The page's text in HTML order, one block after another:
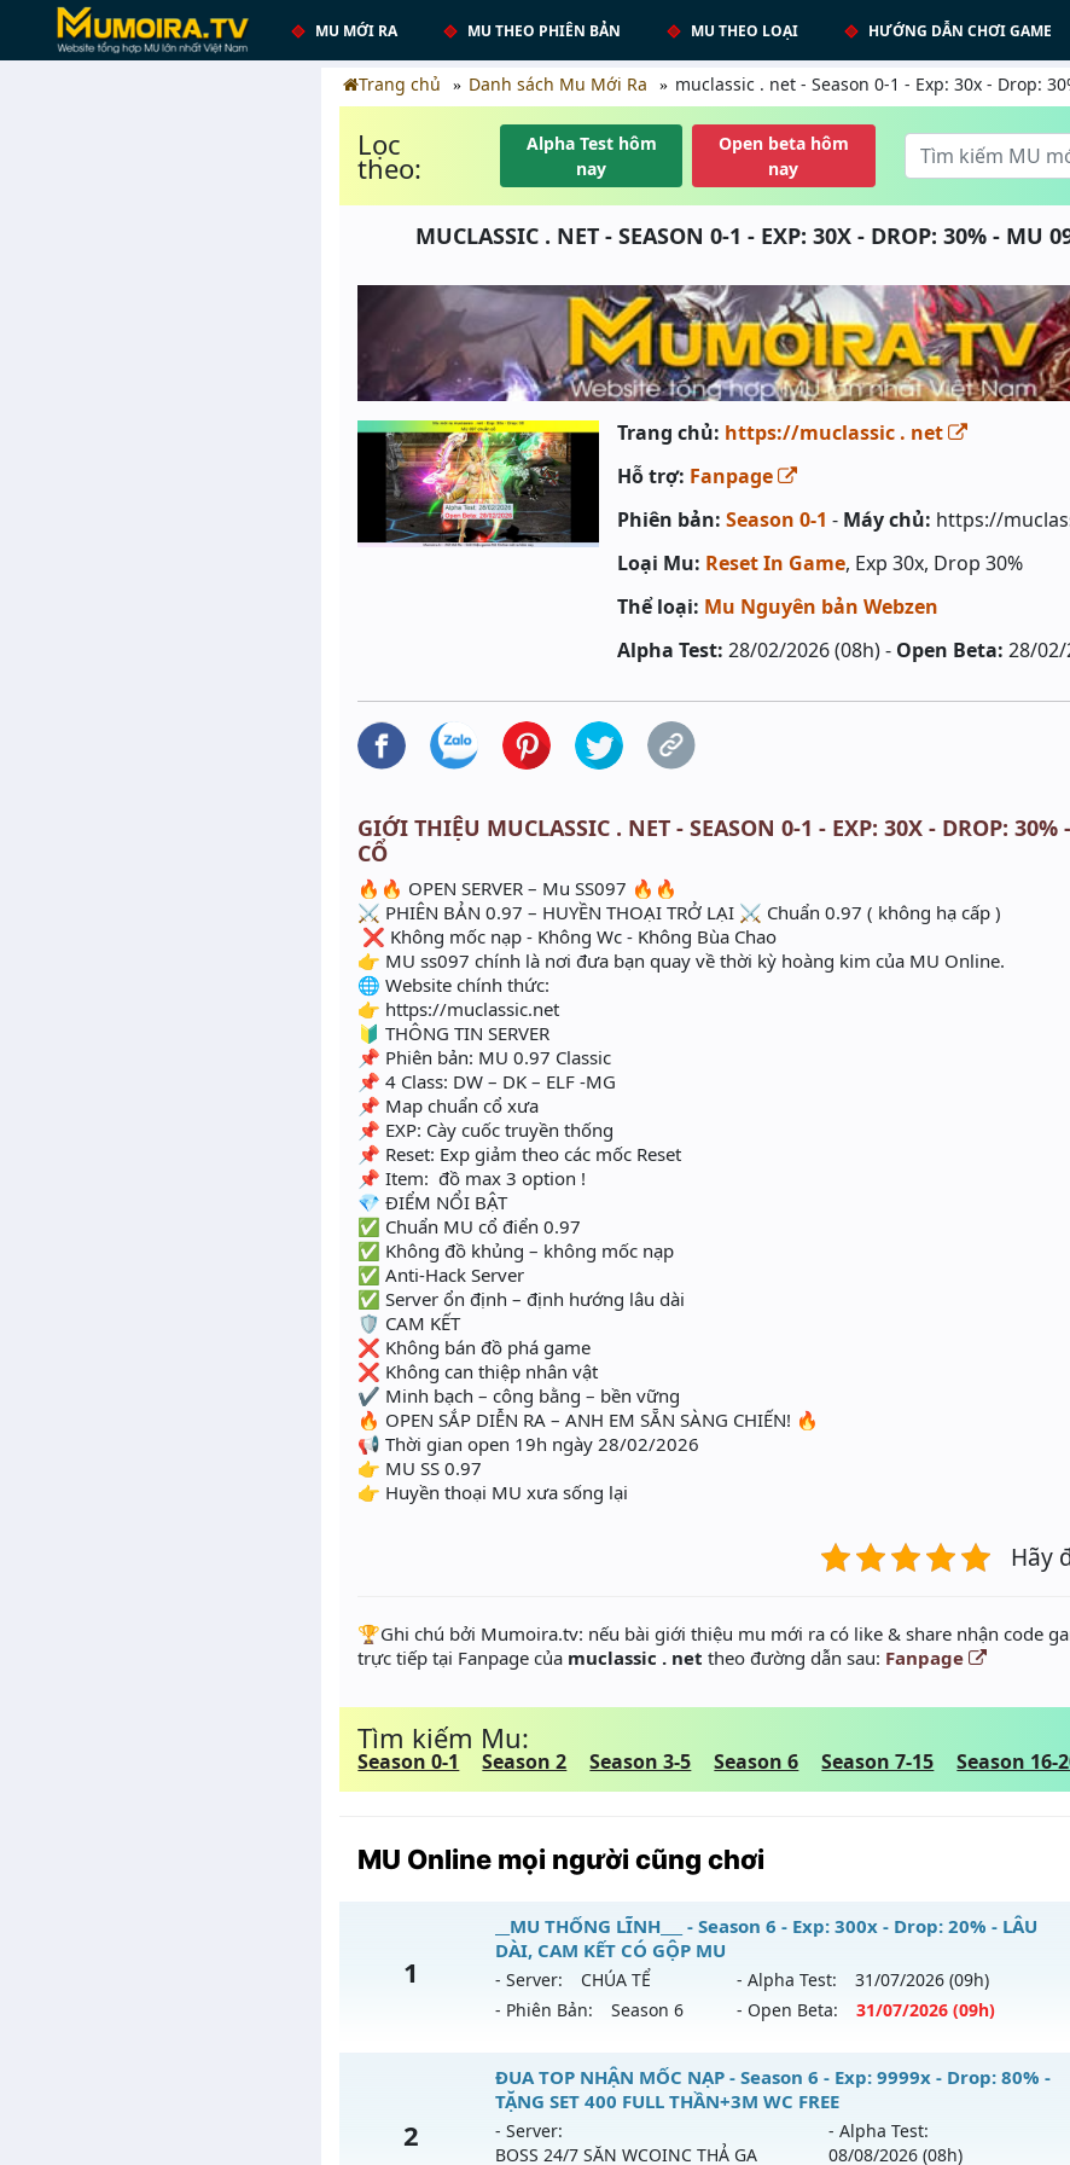
MU MỚI RA MU THEO PHIÊN BẢN MU THEO LOẠI HƯỚNG DẪN CHƠI GAME
Trang chủ Danh sách Mu Mới Ra muclassic . net - Season 0-1 - Exp: 30x - Drop:
Lọc
theo:
Alpha Test hôm
nay
Open beta hôm
nay
MUCLASSIC . NET - SEASON 0-1 - EXP: 30X - DROP: 30% - MU
Trang chủ: https://muclassic . net
Hỗ trợ: Fanpage
Phiên bản: Season 0-1 - Máy chủ: https://
Loại Mu: Reset In Game, Exp 30x, Drop 30%
Thể loại: Mu Nguyên bản Webzen
Alpha Test: 28/02/2026 (08h) - Open Beta: 28/02/
GIỚI THIỆU MUCLASSIC . NET - SEASON 0-1 - EXP: 30X - DROP:
CỔ
🔥🔥 OPEN SERVER – Mu SS097 🔥🔥
⚔️ PHIÊN BẢN 0.97 – HUYỀN THOẠI TRỞ LẠI ⚔️ Chuẩn 0.97 ( không hạ cấp )
❌ Không mốc nạp - Không Wc - Không Bùa Chao
👉 MU ss097 chính là nơi đưa bạn quay về thời kỳ hoàng kim của MU Online.
🌐 Website chính thức:
👉 https://muclassic.net
🔰 THÔNG TIN SERVER
📌 Phiên bản: MU 0.97 Classic
📌 4 Class: DW – DK – ELF -MG
📌 Map chuẩn cổ xưa
📌 EXP: Cày cuốc truyền thống
📌 Reset: Exp giảm theo các mốc Reset
📌 Item: đồ max 3 option !
💎 ĐIỂM NỔI BẬT
✅ Chuẩn MU cổ điển 0.97
✅ Không đồ khủng – không mốc nạp
✅ Anti-Hack Server
✅ Server ổn định – định hướng lâu dài
🛡️ CAM KẾT
❌ Không bán đồ phá game
❌ Không can thiệp nhân vật
✔️ Minh bạch – công bằng – bền vững
🔥 OPEN SẮP DIỄN RA – ANH EM SẴN SÀNG CHIẾN! 🔥
📢 Thời gian open 19h ngày 28/02/2026
👉 MU SS 0.97
👉 Huyền thoại MU xưa sống lại
Hãy
️🏆Ghi chú bởi Mumoira.tv: nếu bài giới thiệu mu mới ra có like & share nhận code
trực tiếp tại Fanpage của muclassic . net theo đường dẫn sau: Fanpage
Tìm kiếm Mu:
Season 0-1 Season 2 Season 3-5 Season 6 Season 7-15 Season 16-
MU Online mọi người cũng chơi
1
__MU THỐNG LĨNH___ - Season 6 - Exp: 300x - Drop: 20% - LÂU
DÀI, CAM KẾT CÓ GỘP MU
- Server: CHÚA TỂ - Alpha Test: 31/07/2026 (09h)
- Phiên Bản:
Season 6 - Open Beta: 31/07/2026 (09h)
__MU THỐNG LĨNH___ - LÂU DÀI, CAM KẾT CÓ GỘP MU
Mu mới ra tháng 07 2026 - Mở máy chủ
CHÚA TỂ
2
ĐUA TOP NHẬN MỐC NẠP - Season 6 - Exp: 9999x - Drop: 80% -
TẶNG SET 400 FULL THẦN+3M WC FREE
- Server:
BOSS 24/7 SĂN WCOINC THẢ GA
- Alpha Test:
08/08/2026 (08h)